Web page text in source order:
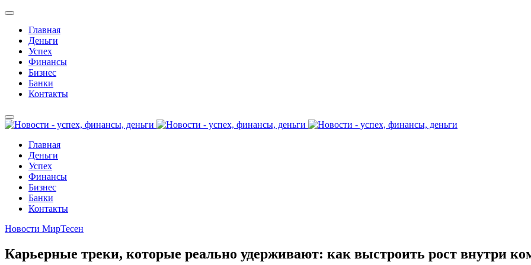
Главная
Деньги
Успех
Финансы
Бизнес
Банки
Контакты
Главная
Деньги
Успех
Финансы
Бизнес
Банки
Контакты
Новости МирТесен
Карьерные треки, которые реально удерживают: как выстроить рост внутри